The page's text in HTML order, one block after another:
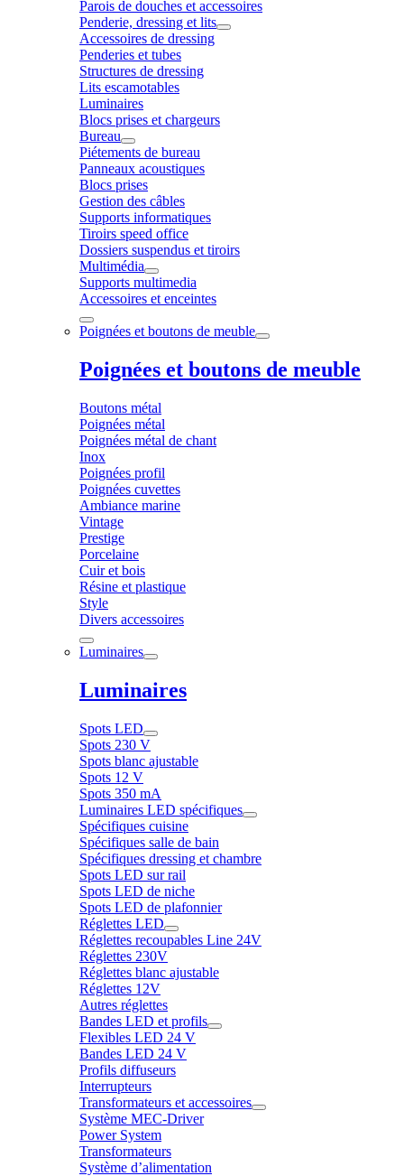
Parois de douches et accessoires
Penderie, dressing et lits
Accessoires de dressing
Penderies et tubes
Structures de dressing
Lits escamotables
Luminaires
Blocs prises et chargeurs
Bureau
Piétements de bureau
Panneaux acoustiques
Blocs prises
Gestion des câbles
Supports informatiques
Tiroirs speed office
Dossiers suspendus et tiroirs
Multimédia
Supports multimedia
Accessoires et enceintes
Poignées et boutons de meuble
Poignées et boutons de meuble
Boutons métal
Poignées métal
Poignées métal de chant
Inox
Poignées profil
Poignées cuvettes
Ambiance marine
Vintage
Prestige
Porcelaine
Cuir et bois
Résine et plastique
Style
Divers accessoires
Luminaires
Luminaires
Spots LED
Spots 230 V
Spots blanc ajustable
Spots 12 V
Spots 350 mA
Luminaires LED spécifiques
Spécifiques cuisine
Spécifiques salle de bain
Spécifiques dressing et chambre
Spots LED sur rail
Spots LED de niche
Spots LED de plafonnier
Réglettes LED
Réglettes recoupables Line 24V
Réglettes 230V
Réglettes blanc ajustable
Réglettes 12V
Autres réglettes
Bandes LED et profils
Flexibles LED 24 V
Bandes LED 24 V
Profils diffuseurs
Interrupteurs
Transformateurs et accessoires
Système MEC-Driver
Power System
Transformateurs
Système d’alimentation